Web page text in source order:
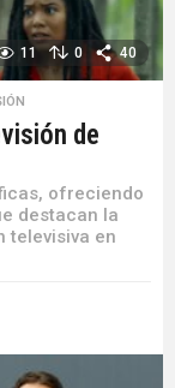
11 0 40
de
ofreciendo
destacan la
televisiva en